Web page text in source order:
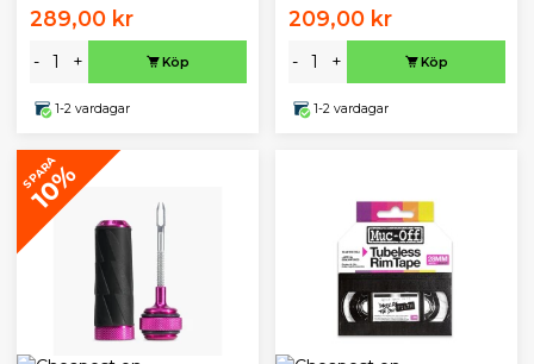
289,00 kr
- + Köp
1-2 vardagar
209,00 kr
- + Köp
1-2 vardagar
SPARA
10%